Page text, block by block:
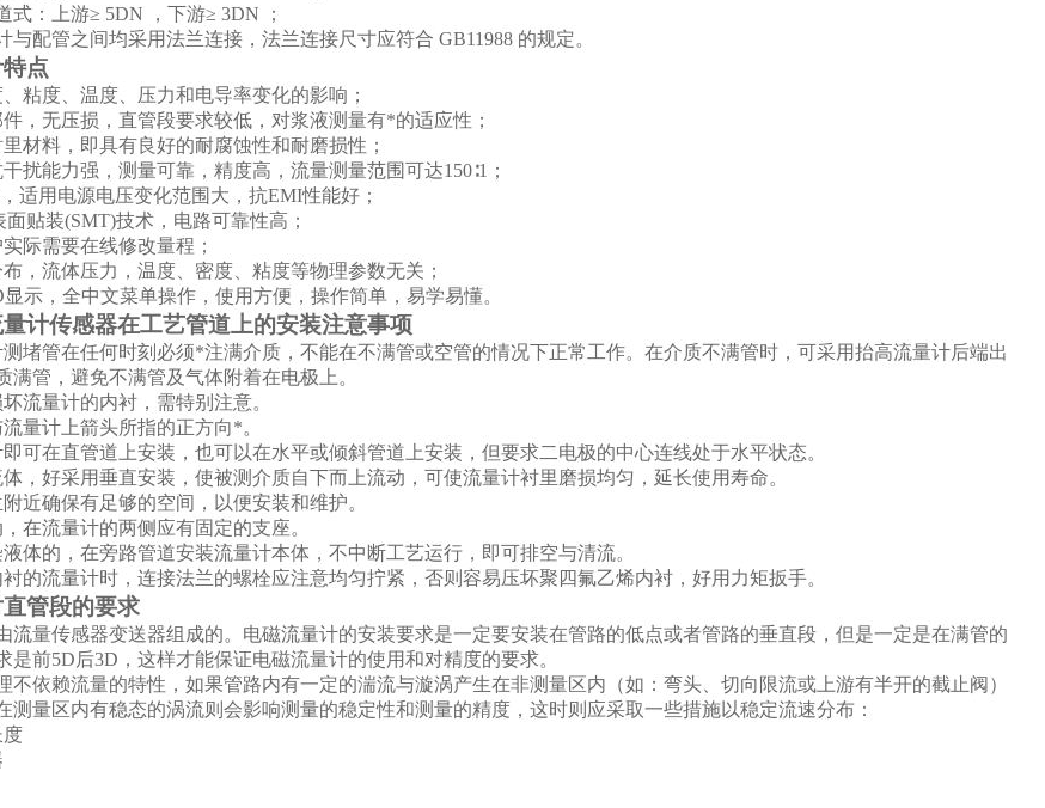
式：上游≥ 5DN ，下游≥ 3DN ；
与配管之间均采用法兰连接，法兰连接尺寸应符合 GB11988 的规定。
点
、粘度、温度、压力和电导率变化的影响；
件，无压损，直管段要求较低，对浆液测量有*的适应性；
里材料，即具有良好的耐腐蚀性和耐磨损性；
扰能力强，测量可靠，精度高，流量测量范围可达150∶1；
适用电源电压变化范围大，抗EMI性能好；
面贴装(SMT)技术，电路可靠性高；
际需要在线修改量程；
布，流体压力，温度、密度、粘度等物理参数无关；
显示，全中文菜单操作，使用方便，操作简单，易学易懂。
计传感器在工艺管道上的安装注意事项
测堵管在任何时刻必须*注满介质，不能在不满管或空管的情况下正常工作。在介质不满管时，可采用抬高流量计后端出
满管，避免不满管及气体附着在电极上。
流量计的内衬，需特别注意。
量计上箭头所指的正方向*。
即可在直管道上安装，也可以在水平或倾斜管道上安装，但要求二电极的中心连线处于水平状态。
体，好采用垂直安装，使被测介质自下而上流动，可使流量计衬里磨损均匀，延长使用寿命。
附近确保有足够的空间，以便安装和维护。
在流量计的两侧应有固定的支座。
液体的，在旁路管道安装流量计本体，不中断工艺运行，即可排空与清流。
衬的流量计时，连接法兰的螺栓应注意均匀拧紧，否则容易压坏聚四氟乙烯内衬，好用力矩扳手。
管段的要求
流量传感器变送器组成的。电磁流量计的安装要求是一定要安装在管路的低点或者管路的垂直段，但是一定是在满管的
是前5D后3D，这样才能保证电磁流量计的使用和对精度的要求。
不依赖流量的特性，如果管路内有一定的湍流与漩涡产生在非测量区内（如：弯头、切向限流或上游有半开的截止阀）
测量区内有稳态的涡流则会影响测量的稳定性和测量的精度，这时则应采取一些措施以稳定流速分布：
度